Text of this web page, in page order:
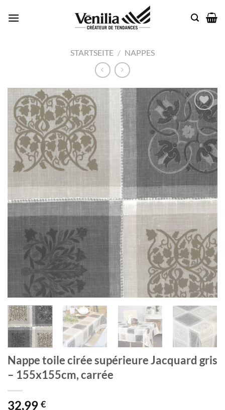
STARTSEITE / NAPPES
Add to
wishlist
Nappe toile cirée supérieure Jacquard gris
– 155x155cm, carrée
32,99 €